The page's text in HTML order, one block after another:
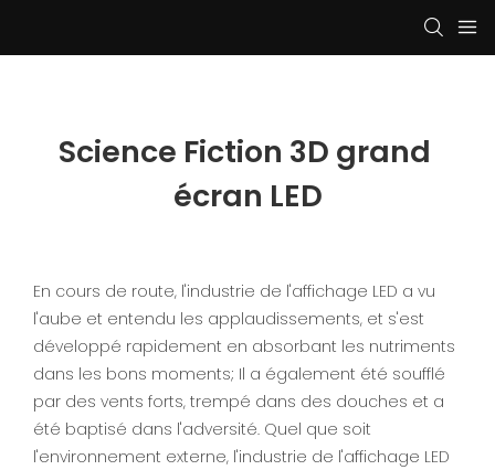
Science Fiction 3D grand
écran LED
En cours de route, l'industrie de l'affichage LED a vu
l'aube et entendu les applaudissements, et s'est
développé rapidement en absorbant les nutriments
dans les bons moments; Il a également été soufflé
par des vents forts, trempé dans des douches et a
été baptisé dans l'adversité. Quel que soit
l'environnement externe, l'industrie de l'affichage LED